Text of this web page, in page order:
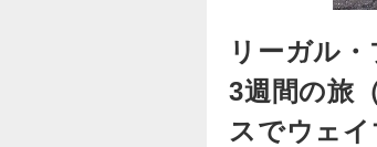
リーガル
3週間の旅
スでウェ